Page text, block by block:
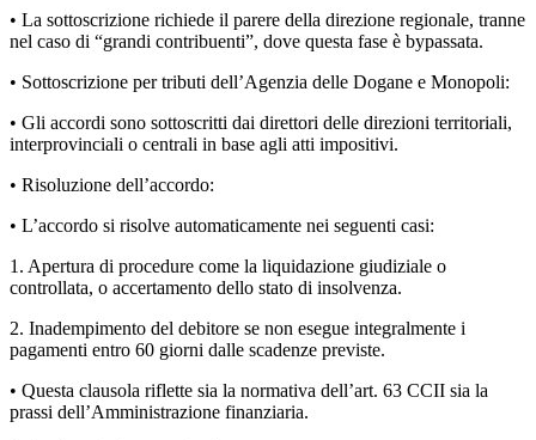
• La sottoscrizione richiede il parere della direzione regionale, tranne
nel caso di “grandi contribuenti”, dove questa fase è bypassata.
• Sottoscrizione per tributi dell’Agenzia delle Dogane e Monopoli:
• Gli accordi sono sottoscritti dai direttori delle direzioni territoriali,
interprovinciali o centrali in base agli atti impositivi.
• Risoluzione dell’accordo:
• L’accordo si risolve automaticamente nei seguenti casi:
1. Apertura di procedure come la liquidazione giudiziale o
controllata, o accertamento dello stato di insolvenza.
2. Inadempimento del debitore se non esegue integralmente i
pagamenti entro 60 giorni dalle scadenze previste.
• Questa clausola riflette sia la normativa dell’art. 63 CCII sia la
prassi dell’Amministrazione finanziaria.